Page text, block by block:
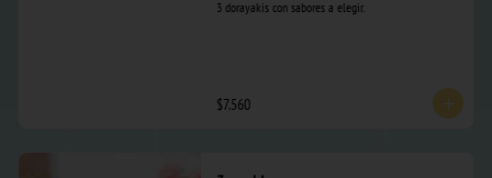
3 dorayakis con sabores a elegir.
$7.560